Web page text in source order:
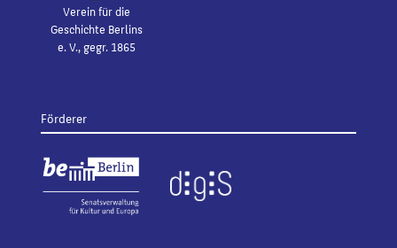
Verein für die
Geschichte Berlins
e. V., gegr. 1865
Förderer